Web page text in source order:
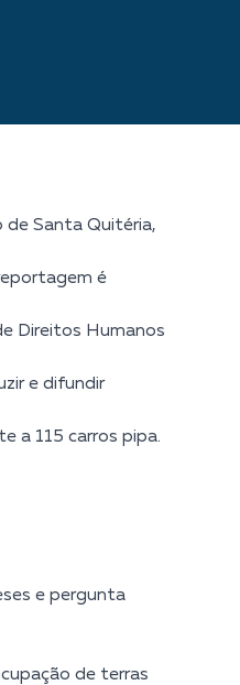
de Santa Quitéria,
é
Direitos Humanos
e difundir
a 115 carros pipa.
e pergunta
de terras